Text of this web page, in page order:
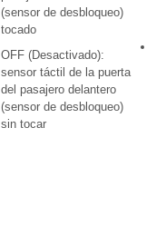
(sensor de desbloqueo)
tocado
OFF (Desactivado):
sensor táctil de la puerta
del pasajero delantero
(sensor de desbloqueo)
sin tocar